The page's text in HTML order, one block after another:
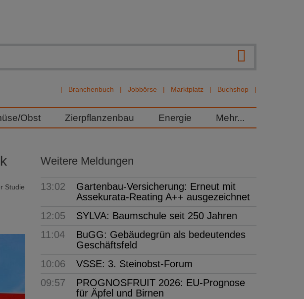
Branchenbuch Jobbörse Marktplatz Buchshop
Obst Zierpflanzenbau Energie Mehr...
Studie
Weitere Meldungen
13:02
Gartenbau-Versicherung: Erneut mit
Assekurata-Reating A++ ausgezeichnet
12:05
SYLVA: Baumschule seit 250 Jahren
11:04
BuGG: Gebäudegrün als bedeutendes
Geschäftsfeld
10:06
VSSE: 3. Steinobst-Forum
09:57
PROGNOSFRUIT 2026: EU-Prognose
für Äpfel und Birnen